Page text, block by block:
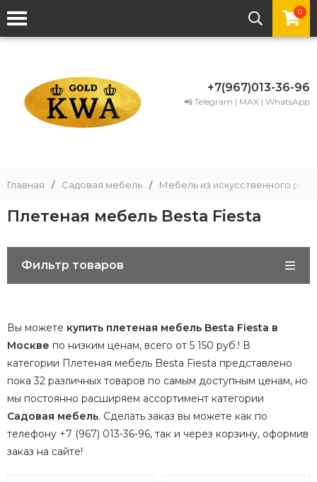
0
+7(967)013-36-96
📲 Telegram | MAX | WhatsApp
Главная / Садовая мебель / Мебель из искусственного
Плетеная мебель Besta Fiesta
Фильтр товаров
Вы можете купить плетеная мебель Besta Fiesta в
Москве по низким ценам, всего от 5 150 руб.! В
категории Плетеная мебель Besta Fiesta представлено
пока 32 различных товаров по самым доступным ценам, но
мы постоянно расширяем ассортимент категории
Садовая мебель. Сделать заказ вы можете как по
телефону +7 (967) 013-36-96, так и через корзину, оформив
заказ на сайте!